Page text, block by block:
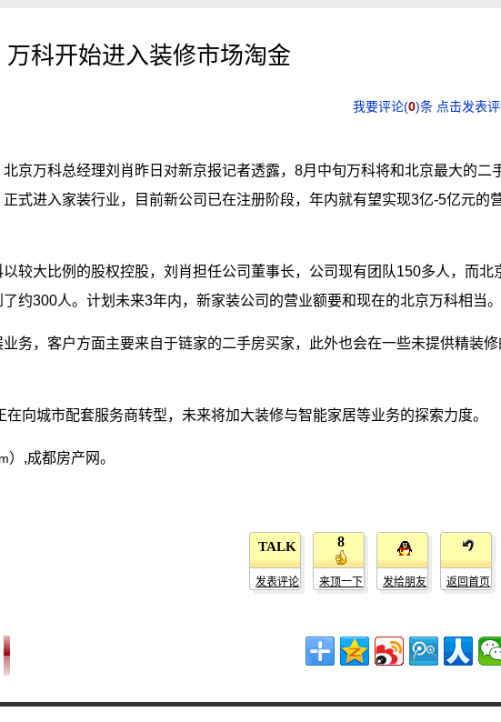
万科开始进入装修市场淘金
我要评论(0)条 点击发表
京万科总经理刘肖昨日对新京报记者透露，8月中旬万科将和北京最大的二
式进入家装行业，目前新公司已在注册阶段，年内就有望实现3亿-5亿元的
较大比例的股权控股，刘肖担任公司董事长，公司现有团队150多人，而北
约300人。计划未来3年内，新家装公司的营业额要和现在的北京万科相当。
务，客户方面主要来自于链家的二手房买家，此外也会在一些未提供精装修
向城市配套服务商转型，未来将加大装修与智能家居等业务的探索力度。
）,成都房产网。